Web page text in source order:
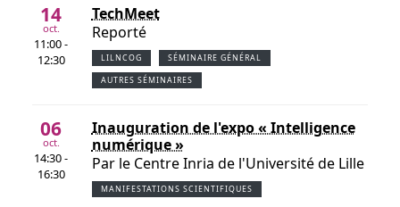
14
oct.
11:00 -
12:30
TechMeet
Reporté
LILNCOG SÉMINAIRE GÉNÉRAL
AUTRES SÉMINAIRES
06
oct.
14:30 -
16:30
Inauguration de l'expo « Intelligence
numérique »
Par le Centre Inria de l'Université de Lille
MANIFESTATIONS SCIENTIFIQUES